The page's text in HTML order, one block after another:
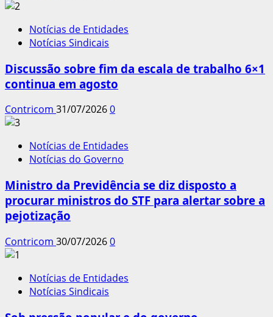
Notícias de Entidades
Notícias Sindicais
Discussão sobre fim da escala de trabalho 6×1
continua em agosto
Contricom 31/07/20260
Notícias de Entidades
Notícias do Governo
Ministro da Previdência se diz disposto a
procurar ministros do STF para alertar sobre a
pejotização
Contricom 30/07/20260
Notícias de Entidades
Notícias Sindicais